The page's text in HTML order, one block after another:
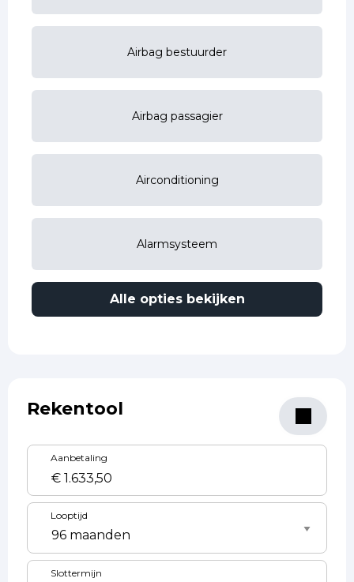
Airbag bestuurder
Airbag passagier
Airconditioning
Alarmsysteem
Alle opties bekijken
Rekentool
Aanbetaling
Looptijd
Slottermijn